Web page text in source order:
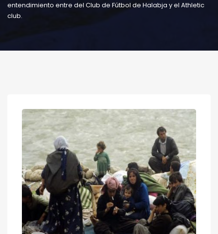
entendimiento entre del Club de Fútbol de Halabja y el Athletic
club.